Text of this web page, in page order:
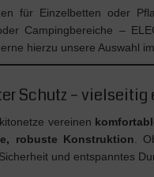
für Einzelbetten oder
Campingbereiche –
hierzu unsere Auswahl
Schutz –
vereinen
robuste Konstruktion .
und entspanntes